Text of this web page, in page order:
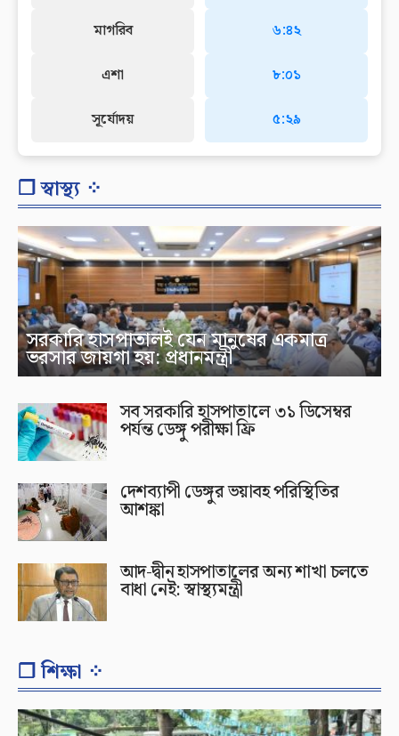
মাগরিব
এশা
সূর্যোদয়
৬:৪২
৮:০১
৫:২৯
❐ স্বাস্থ্য ⁘
সরকারি হাসপাতালই যেন মানুষের একমাত্র
ভরসার জায়গা হয়: প্রধানমন্ত্রী
সব সরকারি হাসপাতালে ৩১ ডিসেম্বর
পর্যন্ত ডেঙ্গু পরীক্ষা ফ্রি
দেশব্যাপী ডেঙ্গুর ভয়াবহ পরিস্থিতির
আশঙ্কা
আদ-দ্বীন হাসপাতালের অন্য শাখা চলতে
বাধা নেই: স্বাস্থ্যমন্ত্রী
❐ শিক্ষা ⁘